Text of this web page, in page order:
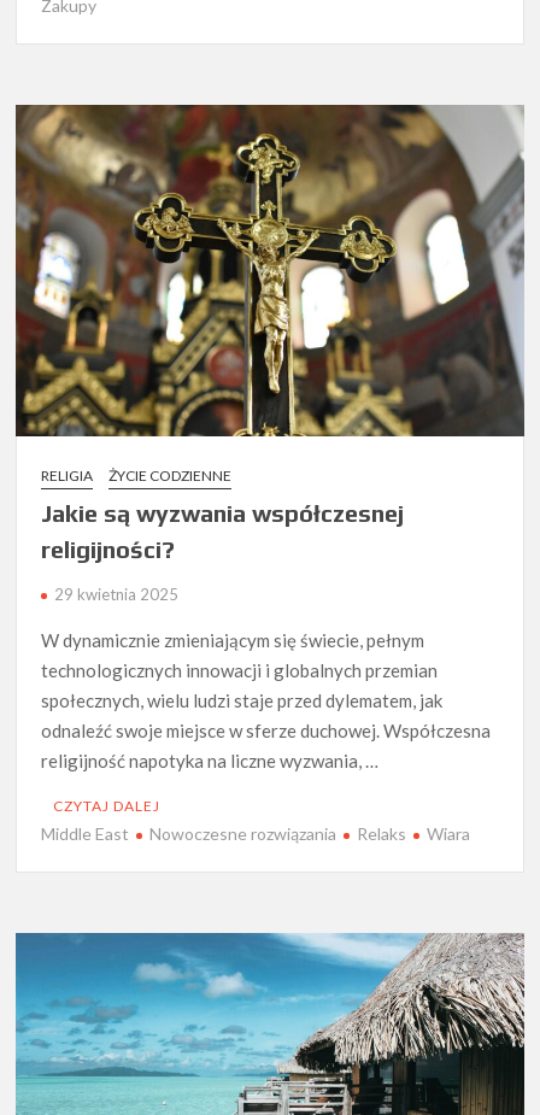
Zakupy
RELIGIA ŻYCIE CODZIENNE
Jakie są wyzwania współczesnej
religijności?
29 kwietnia 2025
W dynamicznie zmieniającym się świecie, pełnym
technologicznych innowacji i globalnych przemian
społecznych, wielu ludzi staje przed dylematem, jak
odnaleźć swoje miejsce w sferze duchowej. Współczesna
religijność napotyka na liczne wyzwania, …
CZYTAJ DALEJ
Middle East Nowoczesne rozwiązania Relaks Wiara